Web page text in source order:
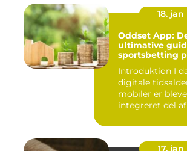
18. jan
Oddset App:
ultimative
sportsbetting
Introduktion I dagens
digitale
mobiler er
integreret del
17. jan